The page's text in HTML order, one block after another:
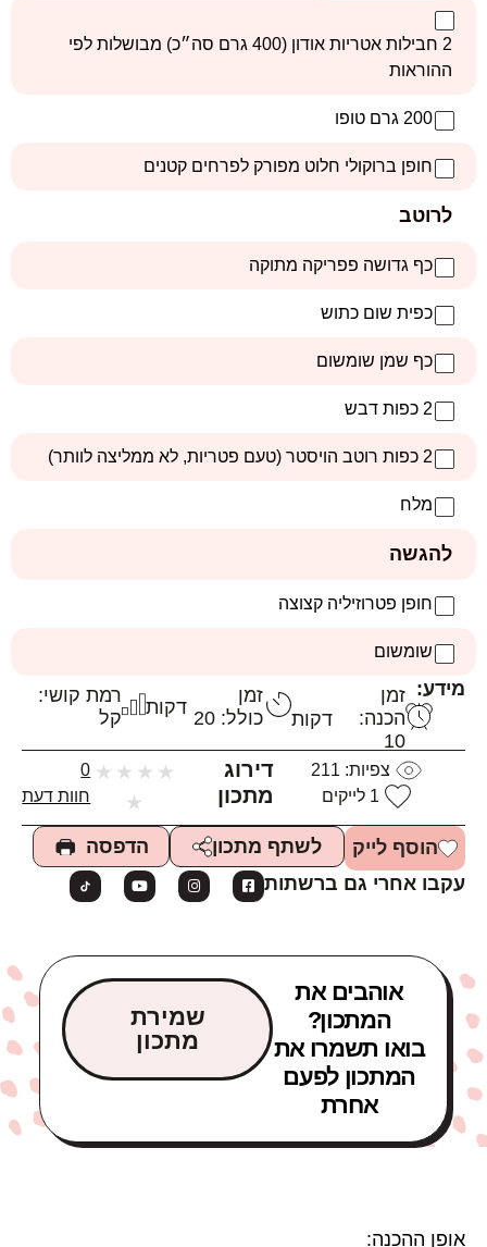
2 חבילות אטריות אודון (400 גרם סה״כ) מבושלות לפי
ההוראות
200 גרם טופו
חופן ברוקולי חלוט מפורק לפרחים קטנים
לרוטב
כף גדושה פפריקה מתוקה
כפית שום כתוש
כף שמן שומשום
2 כפות דבש
2 כפות רוטב הויסטר (טעם פטריות, לא ממליצה לוותר)
מלח
להגשה
חופן פטרוזיליה קצוצה
שומשום
מידע: זמן
הכנה:
10
דקות
זמן
כולל: 20
דקות
רמת קושי:
קל
צפיות: 211
1 לייקים
דירוג
מתכון
★
★
★
★
★
0
חוות דעת
הוסף לייק לשתף מתכון
הדפסה
עקבו אחרי גם ברשתות
אוהבים את
המתכון?
בואו תשמרו את
המתכון לפעם
אחרת
שמירת
מתכון
אופן ההכנה: